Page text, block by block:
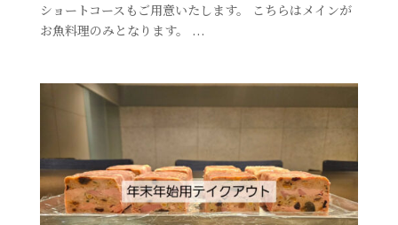
ショートコースもご用意いたします。⁡ ⁡こちらはメインが
お魚料理のみとなります。⁡ ⁡⁡...